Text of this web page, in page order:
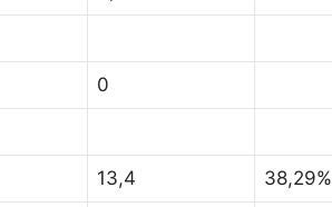
0
13,4 38,29%